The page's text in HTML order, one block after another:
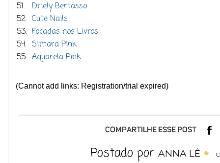
51.
Driely Bertasso
52. Cute Nails
53. Focadas nos Livros
54. Simara Pink
55. Aquarela Pink
(Cannot add links: Registration/trial expired)
Postado por ANNA LÊ